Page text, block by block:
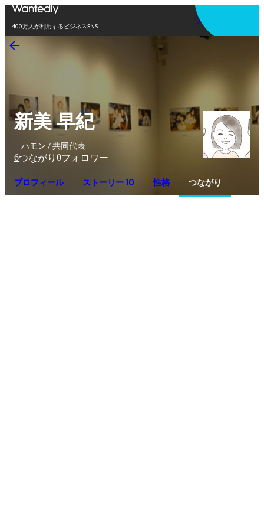
400万人が利用するビジネスSNS
アプリを使う
新美 早紀
ハモン / 共同代表
6つながり 0フォロワー
プロフィール ストーリー 10 性格 つながり